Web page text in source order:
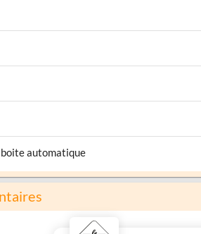
boite automatique